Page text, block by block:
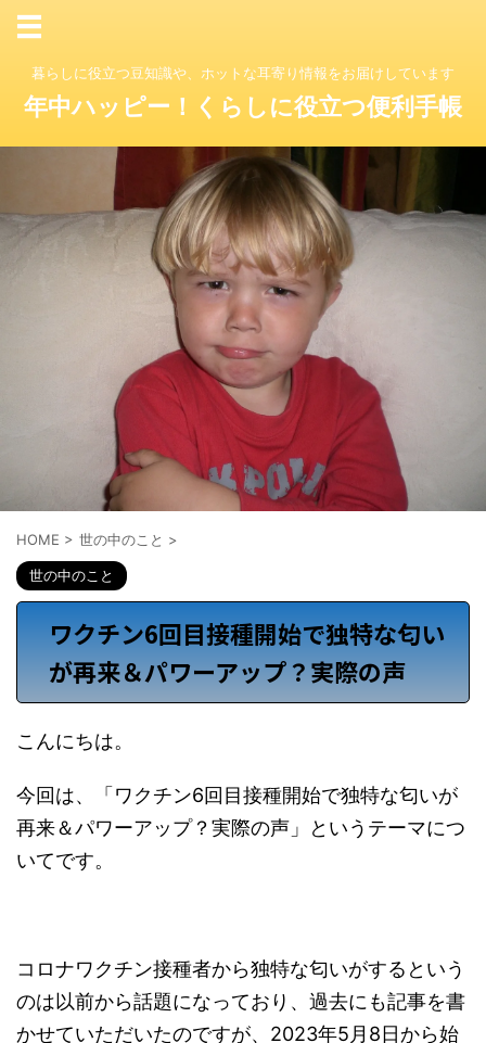
暮らしに役立つ豆知識や、ホットな耳寄り情報をお届けしています
年中ハッピー！くらしに役立つ便利手帳
HOME > 世の中のこと >
世の中のこと
ワクチン6回目接種開始で独特な匂い
が再来＆パワーアップ？実際の声
こんにちは。
今回は、「ワクチン6回目接種開始で独特な匂いが
再来＆パワーアップ？実際の声」というテーマにつ
いてです。
コロナワクチン接種者から独特な匂いがするという
のは以前から話題になっており、過去にも記事を書
かせていただいたのですが、2023年5月8日から始